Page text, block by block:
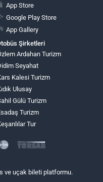
App Store
Google Play Store
App Gallery
Şirketleri
Ardahan Turizm
Seyahat
Kalesi Turizm
Ulusay
Gülü Turizm
Turizm
Tur
ve uçak bileti platformu.